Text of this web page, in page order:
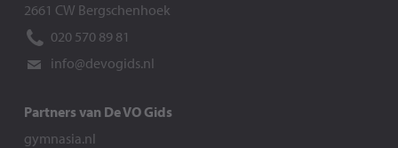
2661 CW Bergschenhoek
020 570 89 81
info@devogids.nl
Partners van De VO Gids
gymnasia.nl